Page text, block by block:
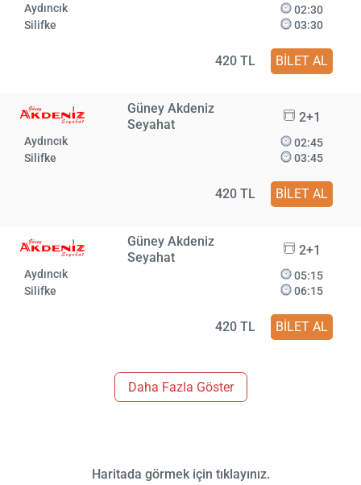
Aydıncık
Silifke
02:30
03:30
420 TL BİLET AL
Güney Akdeniz
Seyahat
2+1
Aydıncık
Silifke
02:45
03:45
420 TL BİLET AL
Güney Akdeniz
Seyahat
2+1
Aydıncık
Silifke
05:15
06:15
420 TL BİLET AL
Daha Fazla Göster
Haritada görmek için tıklayınız.